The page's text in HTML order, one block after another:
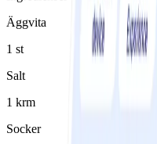
Äggvita
1 st
Salt
1 krm
Socker